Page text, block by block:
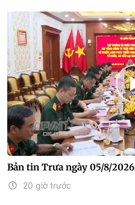
Bản tin Trưa ngày 05/8/2026
20 giờ trước